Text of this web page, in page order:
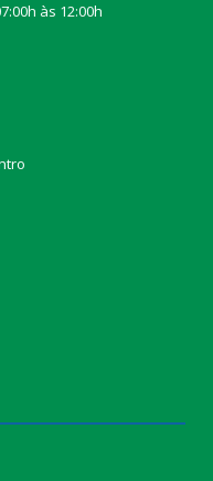
às 12:00h